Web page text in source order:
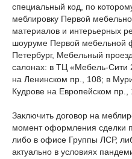
специальный код, по
меблировку Первой
материалов и интерьерных
шоуруме Первой мебельной
Петербург, Мебельный
салонах: в ТЦ «Мебель-Сити
на Ленинском пр., 108; в
Кудрове на Европейском пр.,
Заключить договор на
момент оформления сделки
либо в офисе Группы ЛСР,
актуально в условиях